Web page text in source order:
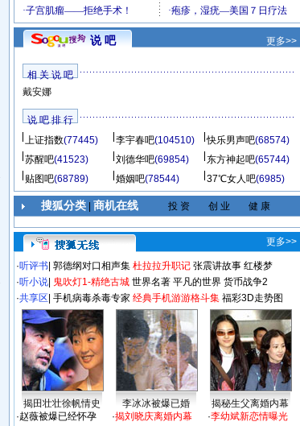
说 吧 更多>>
相 关 说 吧
戴安娜
说 吧 排 行
上证指数(77445) 李宇春吧(104510) 快乐男声吧(68574)
苏醒吧(41523) 刘德华吧(69854) 东方神起吧(65744)
贴图吧(68789) 婚姻吧(78544) 37℃女人吧(6985)
搜狐分类| 商机在线 投 资 创 业 健 康
更多>>
·听评书 郭德纲对口相声集 杜拉拉升职记 张震讲故事 红楼梦
·听小说 鬼吹灯1-精绝古城 世界名著 平凡的世界 货币战争2
·共享区 手机病毒杀毒专家 经典手机游游格斗集 福彩3D走势图
揭田壮壮徐帆情史 李冰冰被爆已婚
揭秘生父离婚内幕
·赵薇被爆已经怀孕
·揭刘晓庆离婚内幕
·李幼斌新恋情曝光